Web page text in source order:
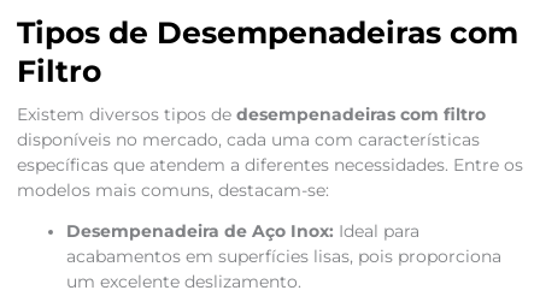
Tipos de Desempenadeiras com
Filtro
Existem diversos tipos de desempenadeiras com filtro
disponíveis no mercado, cada uma com características
específicas que atendem a diferentes necessidades. Entre os
modelos mais comuns, destacam-se:
Desempenadeira de Aço Inox: Ideal para
acabamentos em superfícies lisas, pois proporciona
um excelente deslizamento.